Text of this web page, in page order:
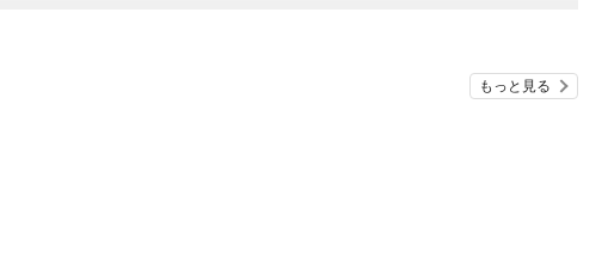
もっと見る